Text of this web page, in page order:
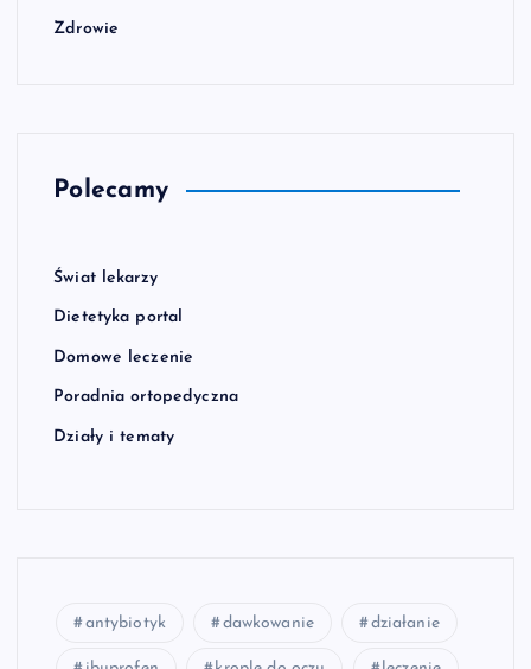
Zdrowie
Polecamy
Świat lekarzy
Dietetyka portal
Domowe leczenie
Poradnia ortopedyczna
Działy i tematy
antybiotyk dawkowanie działanie